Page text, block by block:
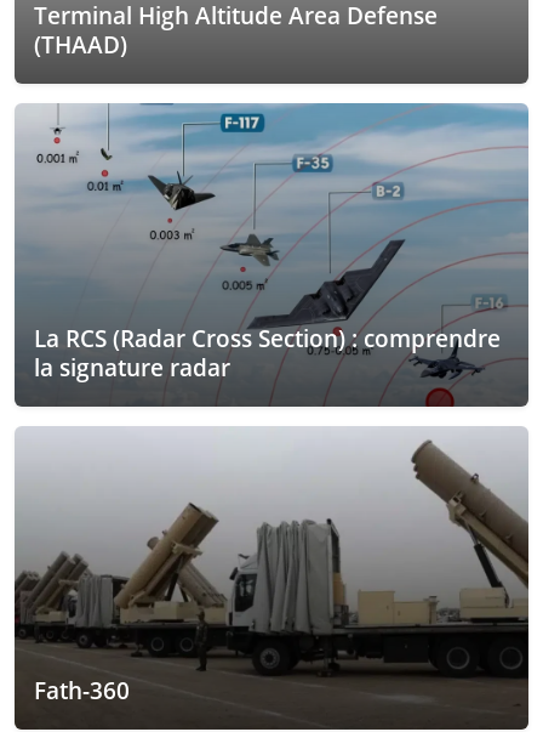
Terminal High Altitude Area Defense
(THAAD)
La RCS (Radar Cross Section) : comprendre
la signature radar
Fath-360